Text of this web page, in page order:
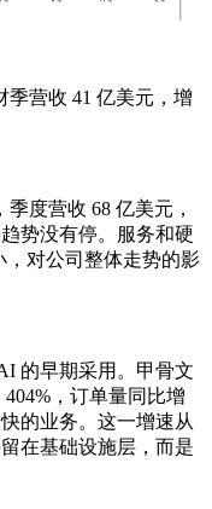
季营收 41 亿美元，增
度营收 68 亿美元，
势没有停。服务和硬
，对公司整体走势的影
的早期采用。甲骨文
，订单量同比增
的业务。这一增速从
在基础设施层，而是